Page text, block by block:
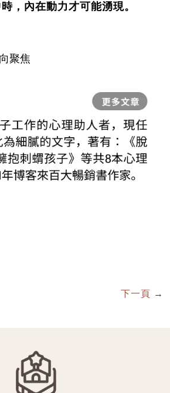
，內在動力才可能湧現。
聚焦
下一頁 →